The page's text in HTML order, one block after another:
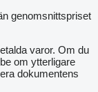
genomsnittspriset
varor. Om du
om ytterligare
dokumentens